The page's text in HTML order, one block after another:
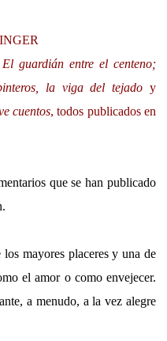
El guardián entre el centeno;
la viga del tejadoy
cuentos, todos publicados en
que se han publicado
mayores placeres y una de
el amor o como envejecer.
a menudo, a la vez alegre